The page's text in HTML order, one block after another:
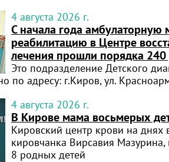
4 августа 2026 г.
С начала года амбулаторную
реабилитацию в Центре
лечения прошли порядка 240
Это подразделение Детского
по адресу: г.Киров, ул.
4 августа 2026 г.
В Кирове мама восьмерых
Кировский центр крови на днях
кировчанка Вирсавия Мазурина,
8 родных детей